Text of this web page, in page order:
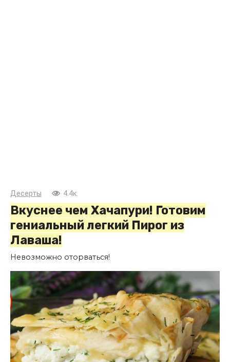
Десерты 4.4к.
Вкуснее чем Хачапури! Готовим
гениальный легкий Пирог из
Лаваша!
Невозможно оторваться!